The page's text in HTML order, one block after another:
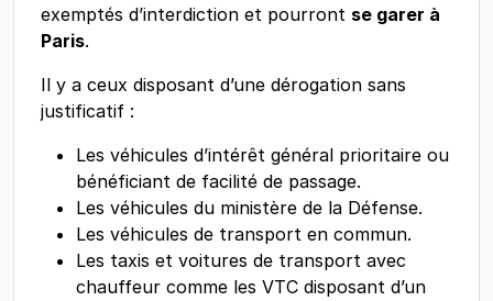
exemptés d’interdiction et pourront se garer à
Paris.
Il y a ceux disposant d’une dérogation sans
justificatif :
Les véhicules d’intérêt général prioritaire ou
bénéficiant de facilité de passage.
Les véhicules du ministère de la Défense.
Les véhicules de transport en commun.
Les taxis et voitures de transport avec
chauffeur comme les VTC disposant d’un